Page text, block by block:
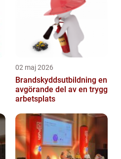
02 maj 2026
Brandskyddsutbildning en
avgörande del av en trygg
arbetsplats